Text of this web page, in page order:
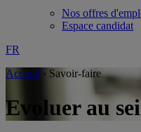
Nos offres
Espace candidat
FR
Accueil › Savoir-faire
Evoluer au